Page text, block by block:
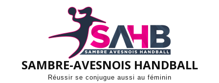
SAMBRE-AVESNOIS HANDBALL
Réussir se conjugue aussi au féminin